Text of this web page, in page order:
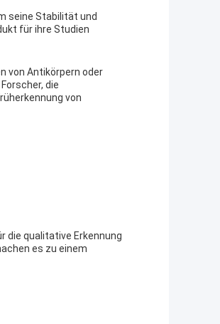
seine Stabilität und
für ihre Studien
von Antikörpern oder
die
von
die qualitative Erkennung
es zu einem